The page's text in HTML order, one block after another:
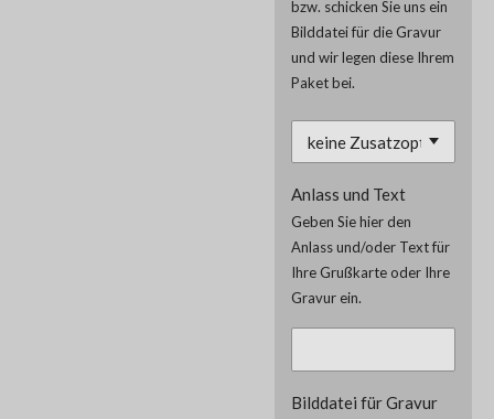
bzw. schicken Sie uns ein
Bilddatei für die Gravur
und wir legen diese Ihrem
Paket bei.
Anlass und Text
Geben Sie hier den
Anlass und/oder Text für
Ihre Grußkarte oder Ihre
Gravur ein.
Bilddatei für Gravur